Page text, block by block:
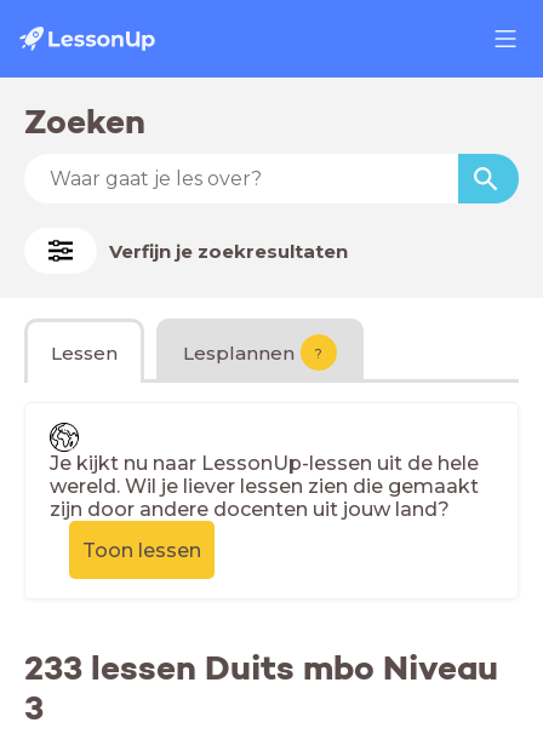
Zoeken
Verfijn je zoekresultaten
Lessen Lesplannen ?
Je kijkt nu naar LessonUp-lessen uit de hele
wereld. Wil je liever lessen zien die gemaakt
zijn door andere docenten uit jouw land?
Toon lessen
233 lessen Duits mbo Niveau
3